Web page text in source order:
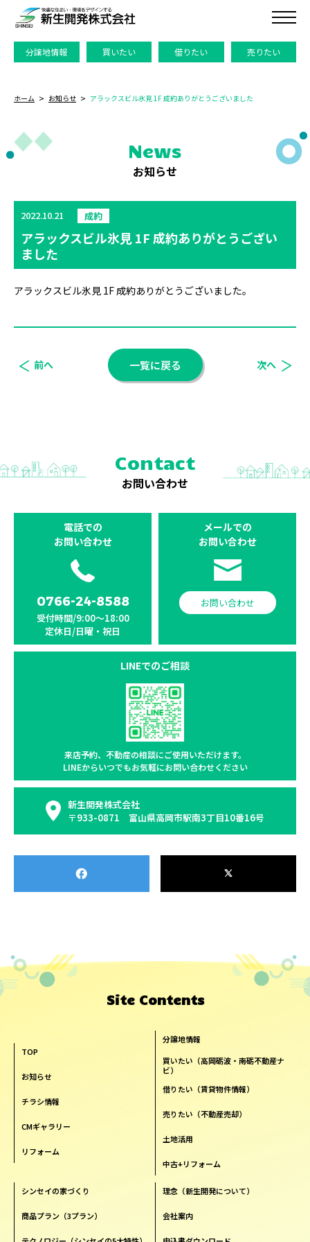
分譲地情報 買いたい 借りたい 売りたい
ホーム お知らせ アラックスビル氷見 1F 成約ありがとうございました
News
お知らせ
2022.10.21 成約
アラックスビル氷見 1F 成約ありがとうござい
ました
アラックスビル氷見 1F 成約ありがとうございました。
前へ 一覧に戻る 次へ
Contact
お問い合わせ
電話での
お問い合わせ
0766-24-8588
受付時間/9:00〜18:00
定休日/日曜・祝日
メールでの
お問い合わせ
お問い合わせ
LINEでのご相談
来店予約、不動産の相談にご使用いただけます。
LINEからいつでもお気軽にお問い合わせください
新生開発株式会社
〒933-0871 富山県高岡市駅南3丁目10番16号
Site Contents
TOP
お知らせ
チラシ情報
CMギャラリー
リフォーム
分譲地情報
買いたい（高岡砺波・南砺不動産ナ
ビ）
借りたい（賃貸物件情報）
売りたい（不動産売却）
土地活用
中古+リフォーム
シンセイの家づくり
商品プラン（3プラン）
理念（新生開発について）
会社案内